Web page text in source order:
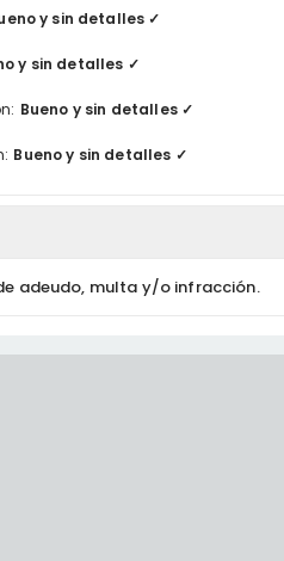
y sin detalles ✓
y sin detalles ✓
Bueno y sin detalles ✓
Bueno y sin detalles ✓
adeudo, multa y/o infracción.